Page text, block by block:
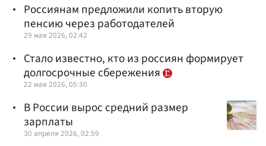
Россиянам предложили копить вторую
пенсию через работодателей
29 мая 2026, 02:42
Стало известно, кто из россиян формирует
долгосрочные сбережения
22 мая 2026, 05:30
В России вырос средний размер
зарплаты
30 апреля 2026, 02:59